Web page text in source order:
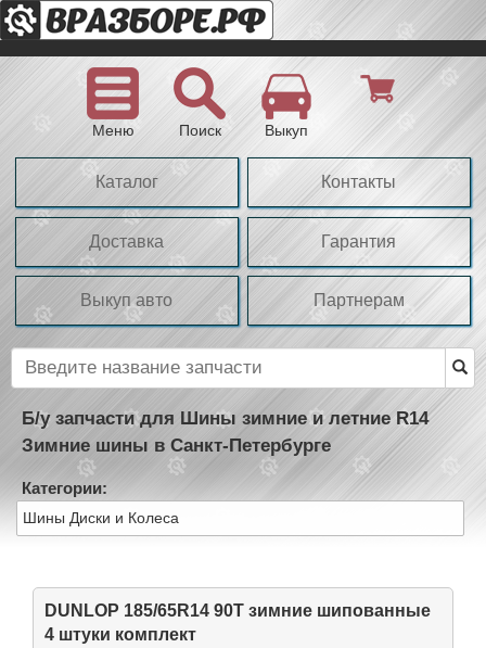
Меню Поиск Выкуп
Каталог Контакты
Доставка Гарантия
Выкуп авто Партнерам
Б/у запчасти для Шины зимние и летние R14
Зимние шины в Санкт-Петербурге
Категории:
Шины Диски и Колеса
DUNLOP 185/65R14 90T зимние шипованные
4 штуки комплект